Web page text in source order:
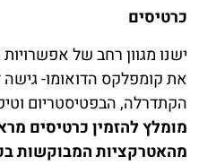
כרטיסים
ישנו מגוון רחב של
את קומפלקס הדואומו-
הקתדרלה, הבפטיסטריום
מומלץ להזמין כרטיסים
מהאטרקציות המבוקשות